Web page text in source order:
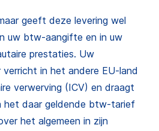
geeft deze levering wel
uw btw-aangifte en in uw
prestaties. Uw
in het andere EU-land
verwerving (ICV) en draagt
daar geldende btw-tarief
het algemeen in zijn